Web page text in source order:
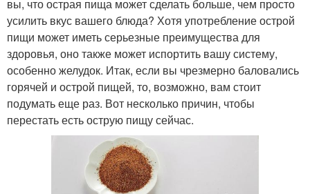
вы, что острая пища может сделать больше, чем просто
усилить вкус вашего блюда? Хотя употребление острой
пищи может иметь серьезные преимущества для
здоровья, оно также может испортить вашу систему,
особенно желудок. Итак, если вы чрезмерно баловались
горячей и острой пищей, то, возможно, вам стоит
подумать еще раз. Вот несколько причин, чтобы
перестать есть острую пищу сейчас.